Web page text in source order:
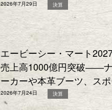
2026年7月29日 決算
エービーシー・マート
売上高1000億円突破――
ーカーや本革ブーツ、ス
2026年7月24日 決算